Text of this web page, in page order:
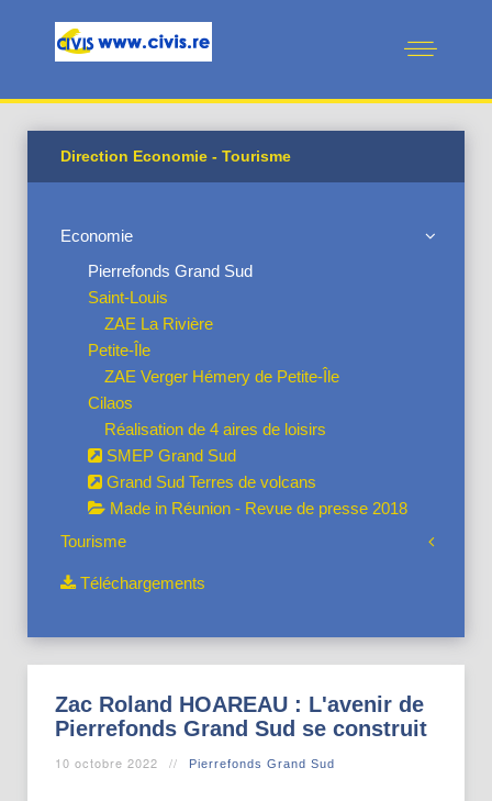
Direction Economie - Tourisme
Economie
Pierrefonds Grand Sud
Saint-Louis
ZAE La Rivière
Petite-Île
ZAE Verger Hémery de Petite-Île
Cilaos
Réalisation de 4 aires de loisirs
SMEP Grand Sud
Grand Sud Terres de volcans
Made in Réunion - Revue de presse 2018
Tourisme
Téléchargements
Zac Roland HOAREAU : L'avenir de
Pierrefonds Grand Sud se construit
10 octobre 2022 Pierrefonds Grand Sud